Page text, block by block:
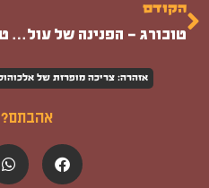
הקודם
טובורג – הפנינה של עולם הבירה
אזהרה: צריכה מופרזת של